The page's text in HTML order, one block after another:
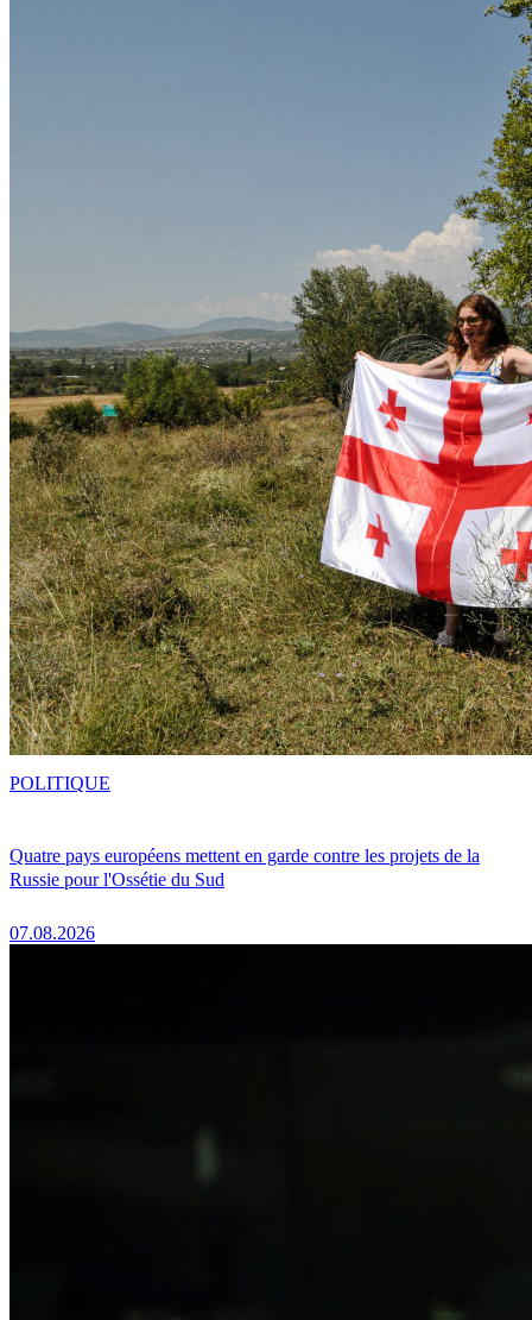
Quatre pays européens mettent en garde contre les projets de la
Russie pour l'Ossétie du Sud
07.08.2026
POLITIQUE